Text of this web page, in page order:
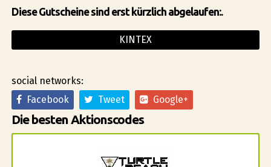
Diese Gutscheine sind erst kürzlich abgelaufen:.
KINTEX
social networks:
Facebook
Tweet Google+
Die besten Aktionscodes